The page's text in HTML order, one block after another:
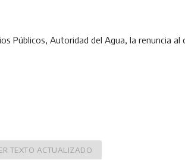
Públicos, Autoridad del Agua, la renuncia
TEXTO ACTUALIZADO